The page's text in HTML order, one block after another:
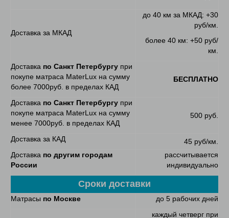
Доставка за МКАД
до 40 км за МКАД: +30
руб/км.
более 40 км: +50 руб/
км.
Доставка по Санкт Петербургу при
покупе матраса MaterLux на сумму
более 7000руб. в пределах КАД
БЕСПЛАТНО
Доставка по Санкт Петербургу при
покупе матраса MaterLux на сумму
менее 7000руб. в пределах КАД
500 руб.
Доставка за КАД
45 руб/км.
Доставка по другим городам
России
рассчитывается
индивидуально
Сроки доставки
Матрасы по Москве до 5 рабочих дней
каждый четверг при